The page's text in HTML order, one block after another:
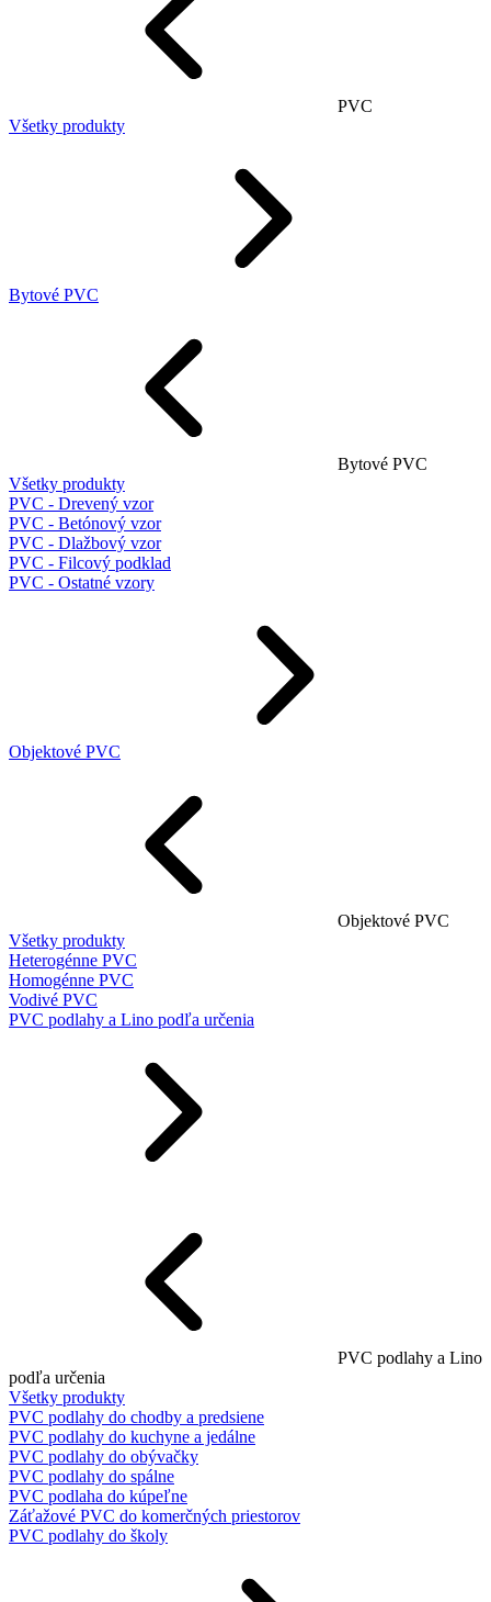
PVC
Všetky produkty
Bytové PVC
Bytové PVC
Všetky produkty
PVC - Drevený vzor
PVC - Betónový vzor
PVC - Dlažbový vzor
PVC - Filcový podklad
PVC - Ostatné vzory
Objektové PVC
Objektové PVC
Všetky produkty
Heterogénne PVC
Homogénne PVC
Vodivé PVC
PVC podlahy a Lino podľa určenia
PVC podlahy a Lino
podľa určenia
Všetky produkty
PVC podlahy do chodby a predsiene
PVC podlahy do kuchyne a jedálne
PVC podlahy do obývačky
PVC podlahy do spálne
PVC podlaha do kúpeľne
Záťažové PVC do komerčných priestorov
PVC podlahy do školy